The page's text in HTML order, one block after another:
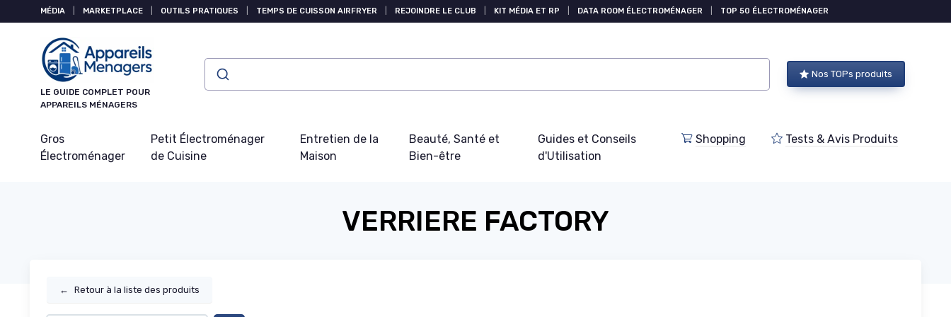
MÉDIA MARKETPLACE OUTILS PRATIQUES TEMPS DE CUISSON AIRFRYER REJOINDRE LE CLUB KIT MÉDIA ET RP DATA ROOM ÉLECTROMÉNAGER TOP 50 ÉLECTROMÉNAGER
LE GUIDE COMPLET POUR
APPAREILS MÉNAGERS
Nos TOPs produits
Gros
Électroménager
Petit Électroménager
de Cuisine
Entretien de la
Maison
Beauté, Santé et
Bien-être
Guides et Conseils
d'Utilisation
Shopping Tests & Avis Produits
VERRIERE FACTORY
← Retour à la liste des produits
Panneau de gestion des cookies